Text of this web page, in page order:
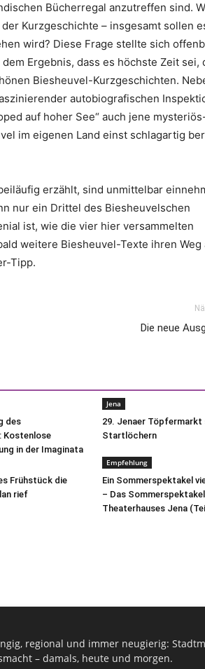
Bücherregal anzutreffen sind.
Kurzgeschichte – insgesamt sollen
wird? Diese Frage stellte sich
Ergebnis, dass es höchste Zeit sei,
Biesheuvel-Kurzgeschichten.
autobiografischen
auf hoher See“ auch jene
im eigenen Land einst schlagartig
erzählt, sind unmittelbar
nur ein Drittel des Biesheuvelschen
ist, wie die vier hier versammelten
weitere Biesheuvel-Texte ihren Weg
Tipp.
Die neue
des
Kostenlose
in der Imaginata
Jena
29. Jenaer Töpfermarkt
Startlöchern
Frühstück die
rief
Empfehlung
Ein Sommerspektakel
– Das
Theaterhauses Jena
regional und immer neugierig:
– damals, heute und morgen.